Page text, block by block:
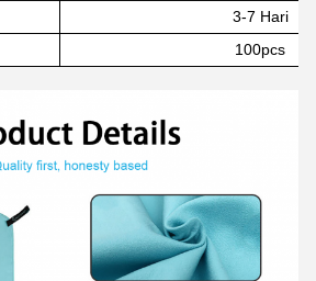
3-7 Hari
100pcs